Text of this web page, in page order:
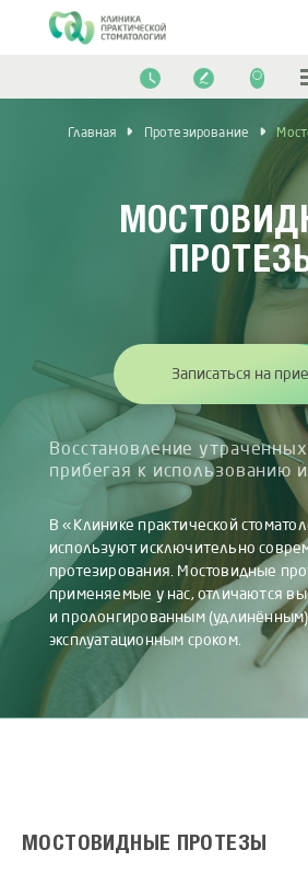
Главная Протезирование
Восстановление
прибегая к использованию
В «Клинике практической
используют исключительно
протезирования. Мостовидные
применяемые у нас, отличаются
и пролонгированным (удлинённым)
эксплуатационным сроком.
Записаться на
МОСТОВИДНЫЕ ПРОТЕЗЫ